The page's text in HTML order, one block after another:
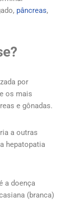
pâncreas,
por
os mais
e gônadas.
a outras
hepatopatia
a doença
(branca)